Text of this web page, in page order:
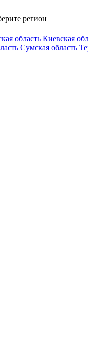
регион
область Киевская
Сумская область